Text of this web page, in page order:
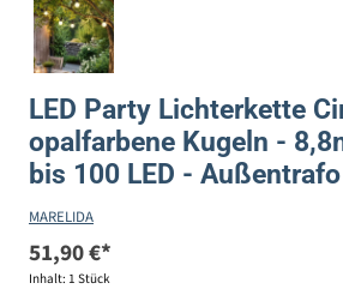
LED Party Lichterkette
opalfarbene Kugeln -
bis 100 LED - Außentrafo
MARELIDA
51,90 €*
Inhalt: 1 Stück